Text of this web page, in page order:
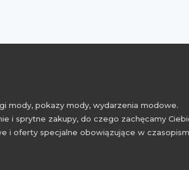
mody, pokazy mody, wydarzenia modowe.
i sprytne zakupy, do czego zachęcamy
i oferty specjalne obowiązujące w